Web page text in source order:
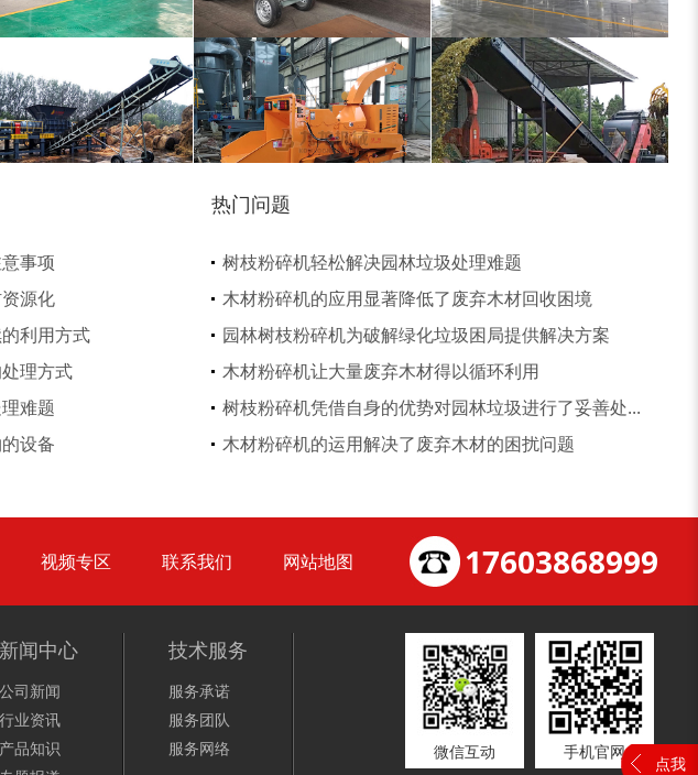
旧轮胎胶粉设备... 锯末粉碎机 大件垃圾处理设备...
稻草破碎机 切枝机 玉米秸秆粉碎机
业固废处理设备... 木材削片机 金属破碎机
事项
源化
利用方式
理方式
难题
设备
热门问题
树枝粉碎机轻松解决园林垃圾处理难题
木材粉碎机的应用显著降低了废弃木材回收困境
园林树枝粉碎机为破解绿化垃圾困局提供解决方案
木材粉碎机让大量废弃木材得以循环利用
树枝粉碎机凭借自身的优势对园林垃圾进行了妥善处...
木材粉碎机的运用解决了废弃木材的困扰问题
视频专区 联系我们 网站地图 17603868999
新闻中心
公司新闻
行业资讯
产品知识
技术服务
服务承诺
服务团队
服务网络
微信互动 手机官网
点我